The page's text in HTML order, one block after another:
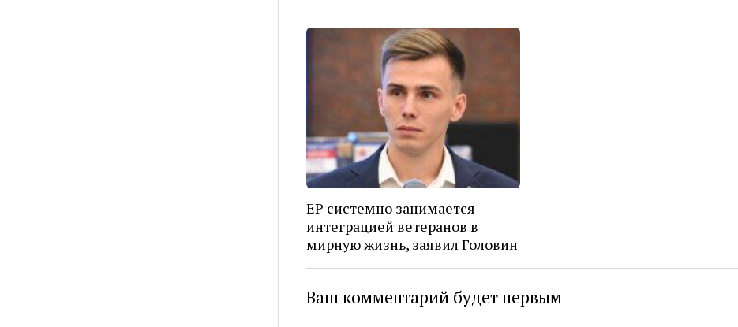
ЕР системно занимается
интеграцией ветеранов в
мирную жизнь, заявил Головин
Ваш комментарий будет первым